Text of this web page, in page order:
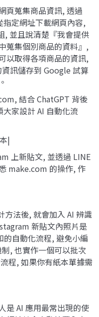
頁蒐集商品資訊, 透過
定網址下載網頁內容,
, 並且說清楚『我會提供
蒐集個別商品的資料』,
以取得各項商品的資訊,
訊儲存到 Google 試算
結合 ChatGPT 背後
家設計 AI 自動化流
|
上新貼文, 並透過 LINE
make.com 的操作, 作
法後, 就會加入 AI 辨識
新貼文內照片是
的自動化流程, 避免小編
, 也實作一個可以批次
程, 如果你有紙本單據需
是 AI 應用最常出現的使